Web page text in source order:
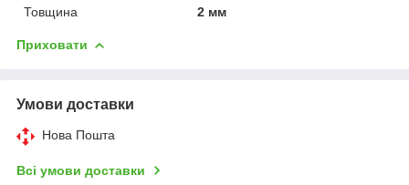
Товщина
2 мм
Приховати
Умови доставки
Нова Пошта
Всі умови доставки